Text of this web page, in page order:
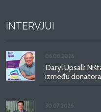
INTERVJUI
06.08.2026.
Daryl Upsall:
između
30.07.2026.